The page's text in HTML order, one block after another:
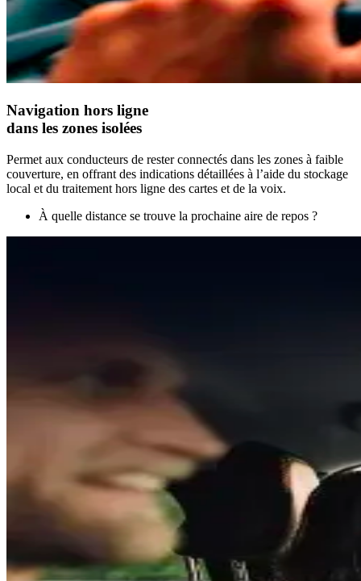
Navigation hors ligne
dans les zones isolées
Permet aux conducteurs de rester connectés dans les zones à faible
couverture, en offrant des indications détaillées à l’aide du stockage
local et du traitement hors ligne des cartes et de la voix.
À quelle distance se trouve la prochaine aire de repos ?